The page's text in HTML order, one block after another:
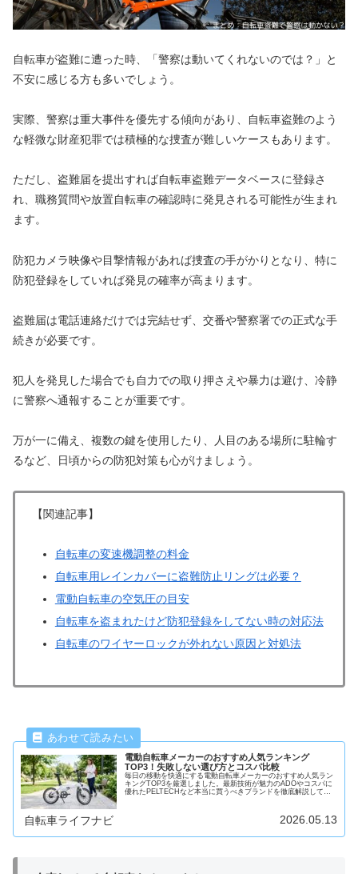
自転車が盗難に遭った時、「警察は動いてくれないのでは？」と
不安に感じる方も多いでしょう。
実際、警察は重大事件を優先する傾向があり、自転車盗難のよう
な軽微な財産犯罪では積極的な捜査が難しいケースもあります。
ただし、盗難届を提出すれば自転車盗難データベースに登録さ
れ、職務質問や放置自転車の確認時に発見される可能性が生まれ
ます。
防犯カメラ映像や目撃情報があれば捜査の手がかりとなり、特に
防犯登録をしていれば発見の確率が高まります。
盗難届は電話連絡だけでは完結せず、交番や警察署での正式な手
続きが必要です。
犯人を発見した場合でも自力での取り押さえや暴力は避け、冷静
に警察へ通報することが重要です。
万が一に備え、複数の鍵を使用したり、人目のある場所に駐輪す
るなど、日頃からの防犯対策も心がけましょう。
【関連記事】
自転車の変速機調整の料金
自転車用レインカバーに盗難防止リングは必要？
電動自転車の空気圧の目安
自転車を盗まれたけど防犯登録をしてない時の対応法
自転車のワイヤーロックが外れない原因と対処法
電動自転車メーカーのおすすめ人気ランキング
TOP3！失敗しない選び方とコスパ比較
毎日の移動を快適にする電動自転車メーカーのおすすめ人気ラン
キングTOP3を厳選しました。最新技術が魅力のADOやコスパに
優れたPELTECHなど本当に買うべきブランドを徹底解説してい
自転車ライフナビ 2026.05.13